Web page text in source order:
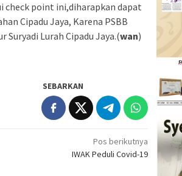
check point ini,diharapkan dapat
Cipadu Jaya, Karena PSBB
Lurah Cipadu Jaya.(wan)
SEBARKAN
Pos berikutnya
IWAK Peduli Covid-19